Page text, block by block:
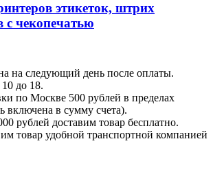
этикеток, штрих
с чекопечатью
на следующий день после оплаты.
до 18.
по Москве 500 рублей в пределах
в сумму счета).
рублей доставим товар бесплатно.
товар удобной транспортной компанией